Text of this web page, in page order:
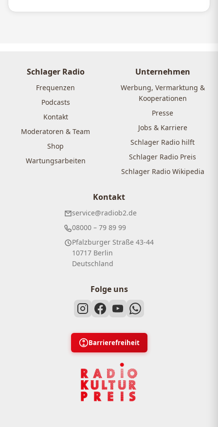
Schlager Radio
Frequenzen
Podcasts
Kontakt
Moderatoren & Team
Shop
Wartungsarbeiten
Unternehmen
Werbung, Vermarktung &
Kooperationen
Presse
Jobs & Karriere
Schlager Radio hilft
Schlager Radio Preis
Schlager Radio Wikipedia
Kontakt
service@radiob2.de
08000 – 79 89 99
Pfalzburger Straße 43-44
10717 Berlin
Deutschland
Folge uns
Barrierefreiheit